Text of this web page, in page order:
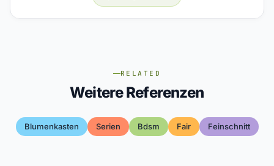
RELATED
Weitere Referenzen
Blumenkasten Serien Bdsm Fair Feinschnitt